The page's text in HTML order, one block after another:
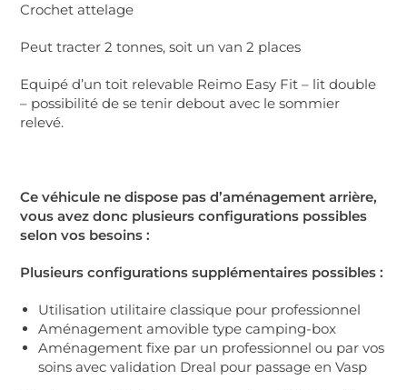
Crochet attelage
Peut tracter 2 tonnes, soit un van 2 places
Equipé d’un toit relevable Reimo Easy Fit – lit double
– possibilité de se tenir debout avec le sommier
relevé.
Ce véhicule ne dispose pas d’aménagement arrière,
vous avez donc plusieurs configurations possibles
selon vos besoins :
Plusieurs configurations supplémentaires possibles :
Utilisation utilitaire classique pour professionnel
Aménagement amovible type camping-box
Aménagement fixe par un professionnel ou par vos
soins avec validation Dreal pour passage en Vasp